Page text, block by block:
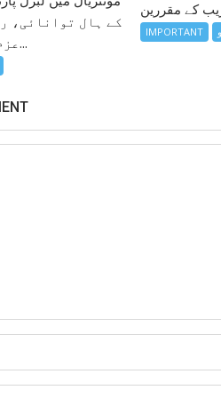
کے ہال توانائی،
عزم سے بھرے ہوئے...
IMPORTANT